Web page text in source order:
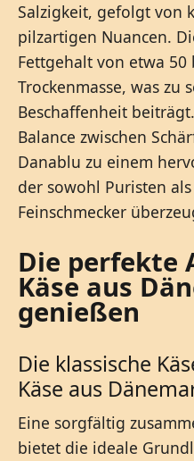
Salzigkeit, gefolgt von
pilzartigen Nuancen.
Fettgehalt von etwa
Trockenmasse, was zu
Beschaffenheit
Balance zwischen
Danablu zu einem
der sowohl Puristen
Feinschmecker
Die perfekte
Käse aus
genießen
Die klassische
Käse aus
Eine sorgfältig
bietet die ideale